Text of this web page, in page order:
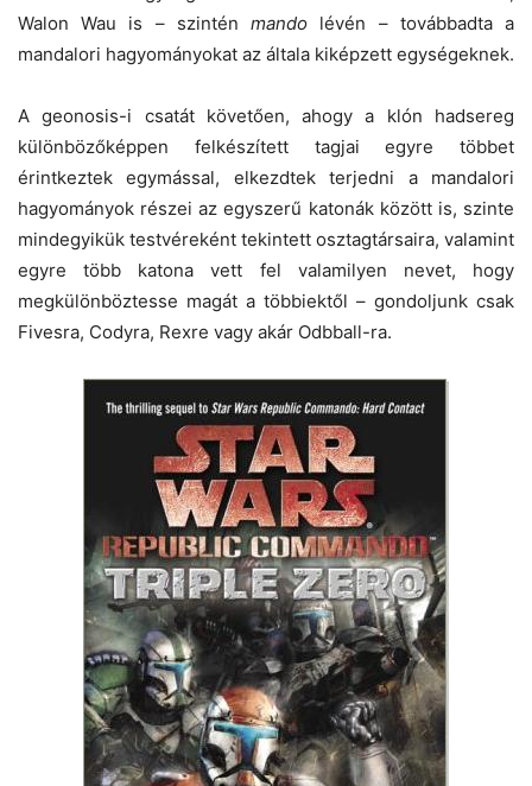
Walon Wau is – szinténmando lévén – továbbadta a
mandalori hagyományokat az általa kiképzett egységeknek.
A geonosis-i csatát követően, ahogy a klón hadsereg
különbözőképpen felkészített tagjai egyre többet
érintkeztek egymással, elkezdtek terjedni a mandalori
hagyományok részei az egyszerű katonák között is, szinte
mindegyikük testvéreként tekintett osztagtársaira, valamint
egyre több katona vett fel valamilyen nevet, hogy
megkülönböztesse magát a többiektől – gondoljunk csak
Fivesra, Codyra, Rexre vagy akár Odbball-ra.